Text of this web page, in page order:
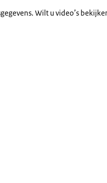
Wilt u video’s